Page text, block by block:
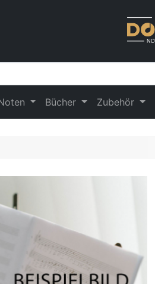
Bücher Zubehör